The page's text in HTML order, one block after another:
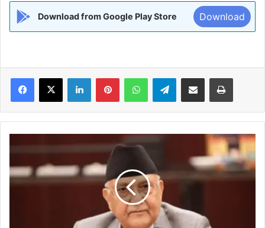
Download from Google Play Store Download
Facebook
X LinkedInPinterestWhatsAppTelegramShare via Email Print
पर
मानवाधिकार